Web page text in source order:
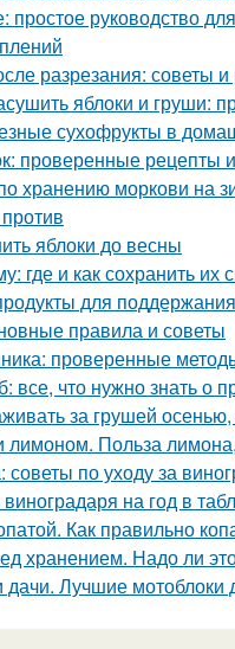
простое руководство
разрезания: советы
яблоки и груши:
сухофрукты в
проверенные рецепты
хранению моркови на
яблоки до весны
где и как сохранить их
для
правила и советы
проверенные
все, что нужно знать о
за грушей
лимоном. Польза
по уходу за
на год в
Как правильно
хранением. Надо ли
Лучшие мотоблоки